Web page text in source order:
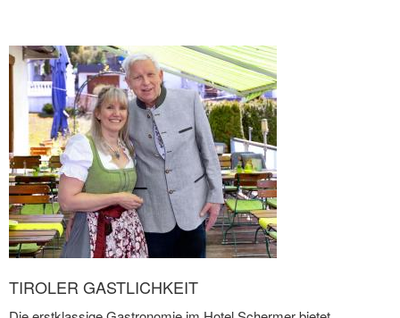
TIROLER GASTLICHKEIT